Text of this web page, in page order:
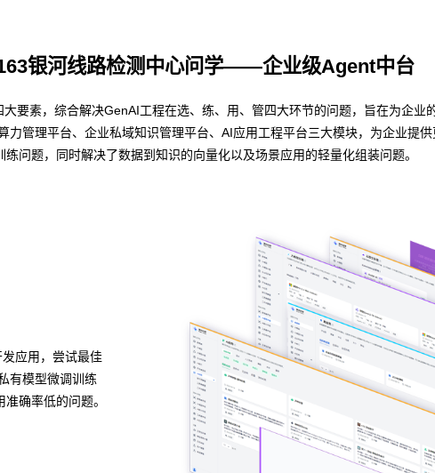
银河线路检测中心问学——企业级Agent中台
要素，综合解决GenAI工程在选、练、用、管四大环节的问题，旨在为企业
力管理平台、企业私域知识管理平台、AI应用工程平台三大模块，为企业提
问题，同时解决了数据到知识的向量化以及场景应用的轻量化组装问题。
频、网页等结构
进行管理控制，
多种应用构建方式
灵活适配开箱即用
支持无代码、低代码、全代码三种配置方式，5种应用开发模
缝融合企业业务系统。6163银河线路检测中心问学预置了多
级应用场景模板，高效解决企业开发使用应用的各种难题。
预约专家咨询 >>